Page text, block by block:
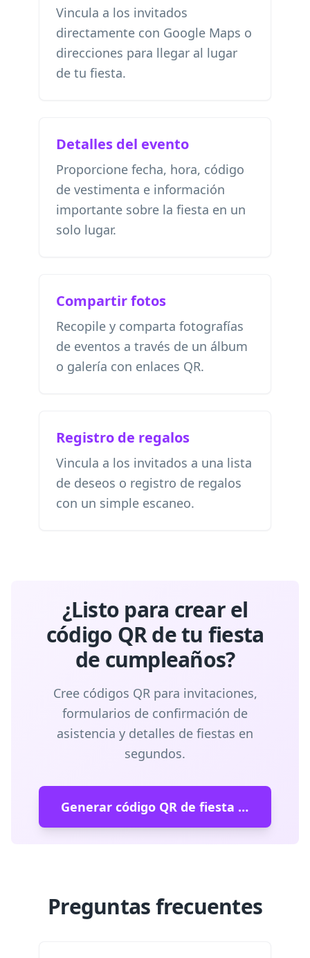
Vincula a los invitados
directamente con Google Maps o
direcciones para llegar al lugar
de tu fiesta.
Detalles del evento
Proporcione fecha, hora, código
de vestimenta e información
importante sobre la fiesta en un
solo lugar.
Compartir fotos
Recopile y comparta fotografías
de eventos a través de un álbum
o galería con enlaces QR.
Registro de regalos
Vincula a los invitados a una lista
de deseos o registro de regalos
con un simple escaneo.
¿Listo para crear el
código QR de tu fiesta
de cumpleaños?
Cree códigos QR para invitaciones,
formularios de confirmación de
asistencia y detalles de fiestas en
segundos.
Generar código QR de fiesta de cumpleaños
Preguntas frecuentes